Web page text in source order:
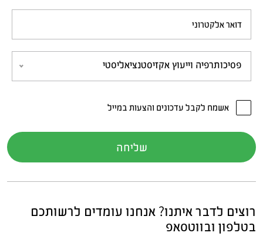
דואר אלקטרוני
פסיכותרפיה וייעוץ אקזיסטנציאליסטי
אשמח לקבל עדכונים והצעות במייל
רוצים לדבר איתנו? אנחנו עומדים לרשותכם
בטלפון ובווטסאפ